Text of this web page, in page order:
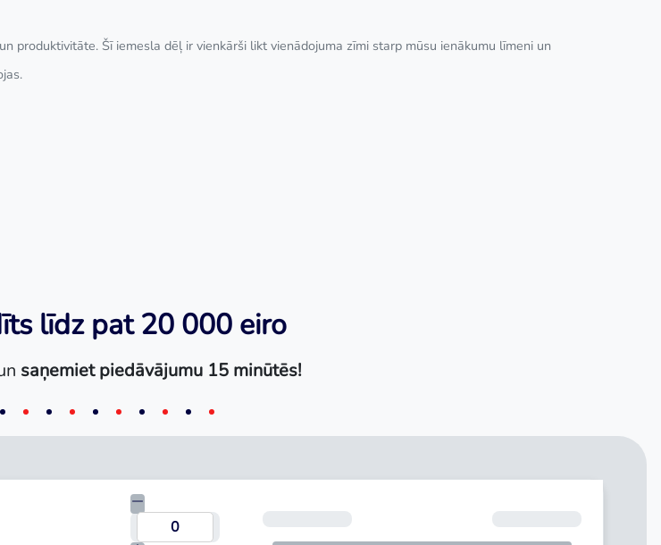
produktivitāte. Šī iemesla dēļ ir vienkārši likt vienādojuma zīmi starp mūsu ienākumu līmeni un
līdz pat 20 000 eiro
saņemiet piedāvājumu 15 minūtēs!